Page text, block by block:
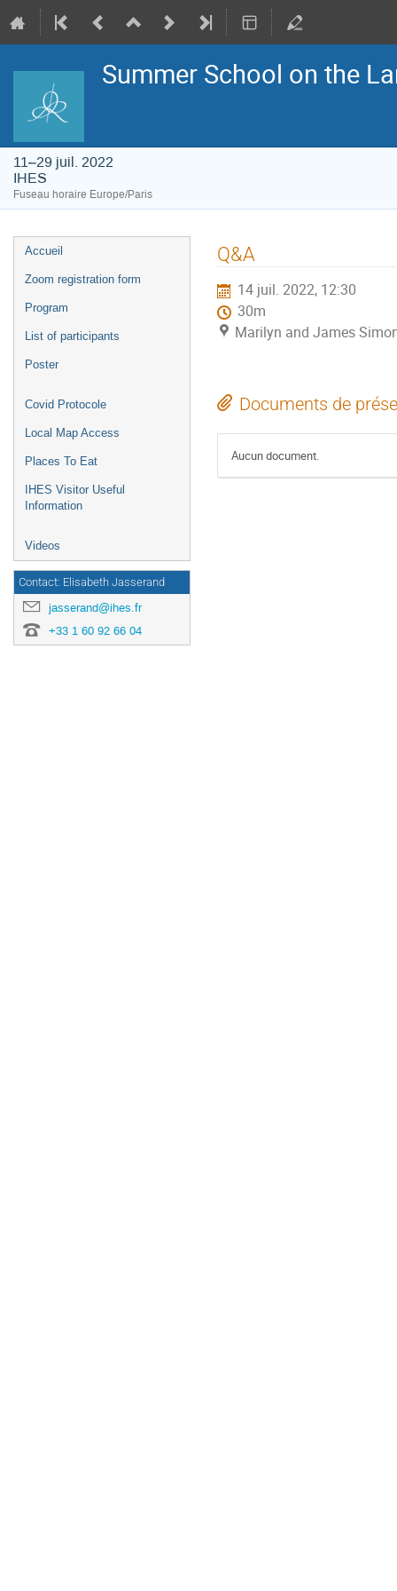
Summer School on the
11–29 juil. 2022
IHES
Fuseau horaire Europe/Paris
Menu
de
l'événement
Accueil
Zoom registration form
Program
List of participants
Poster
Covid Protocole
Local Map Access
Places To Eat
IHES Visitor Useful
Information
Videos
Contact: Elisabeth Jasserand
jasserand@ihes.fr
+33 1 60 92 66 04
Q&A
14 juil. 2022, 12:30
30m
Marilyn and James
Documents de
Aucun document.